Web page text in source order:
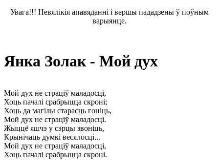
Увага!!! Невялікія апавяданні і вершы пададзены ў поўным
варыянце.
Янка Золак - Мой дух
Мой дух не страціў маладосці,
Хоць пачалі срабрыцца скроні;
Хоць да магілы старасць гоніць,
Мой дух не страціў маладосці.
Жыццё яшчэ у сэрцы звоніць,
Крынічаць думкі весялосці...
Мой дух не страціў маладосці,
Хоць пачалі срабрыцца скроні.